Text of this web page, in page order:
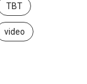
TBT
video